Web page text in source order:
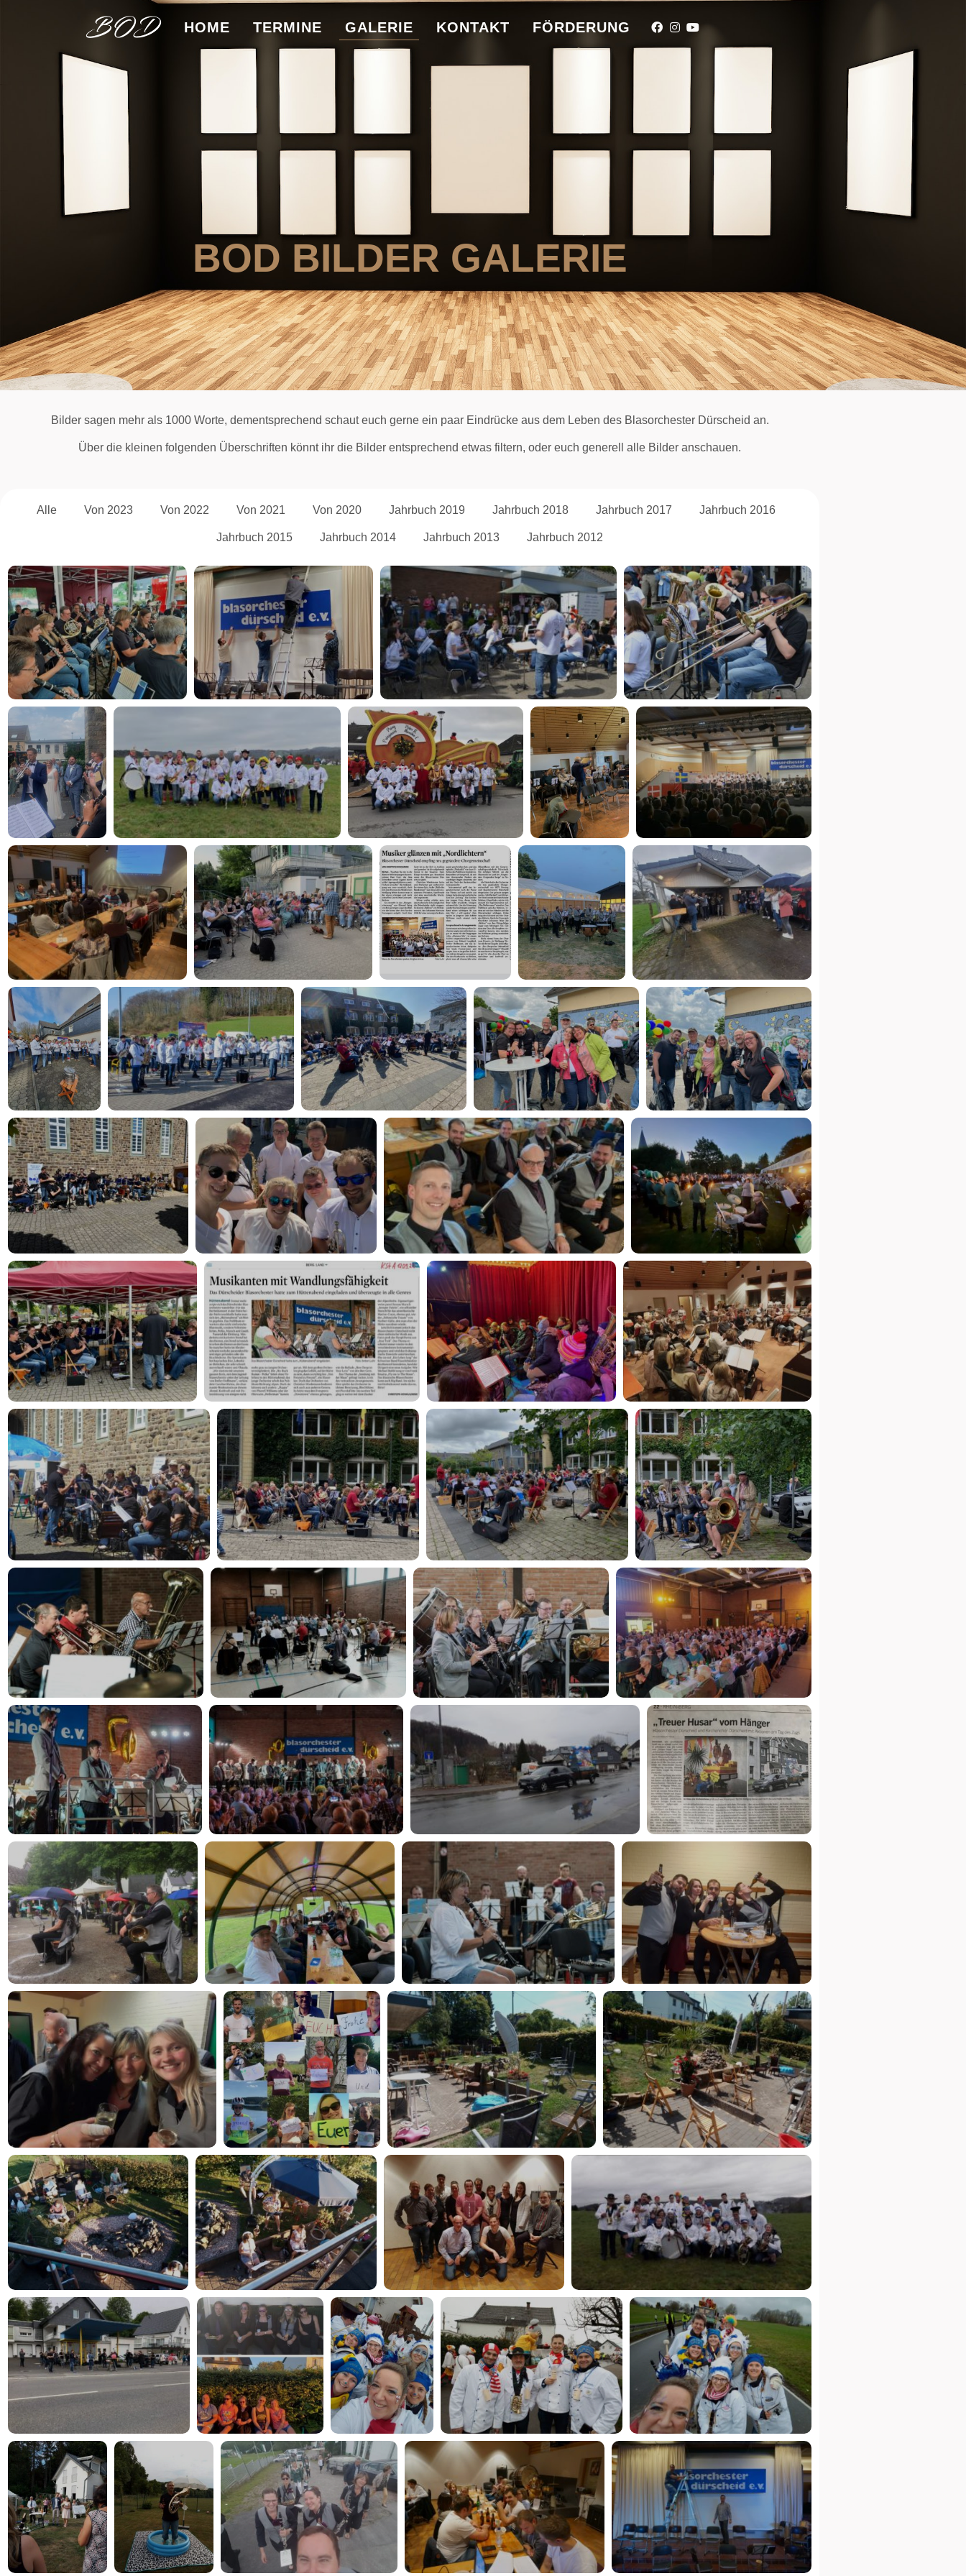
HOME TERMINE GALERIE KONTAKT FÖRDERUNG
BOD BILDER GALERIE
Bilder sagen mehr als 1000 Worte, dementsprechend schaut euch gerne ein paar Eindrücke aus dem Leben des Blasorchester Dürscheid an.
Über die kleinen folgenden Überschriften könnt ihr die Bilder entsprechend etwas filtern, oder euch generell alle Bilder anschauen.
Alle Von 2023 Von 2022 Von 2021 Von 2020 Jahrbuch 2019 Jahrbuch 2018 Jahrbuch 2017 Jahrbuch 2016
Jahrbuch 2015 Jahrbuch 2014 Jahrbuch 2013 Jahrbuch 2012